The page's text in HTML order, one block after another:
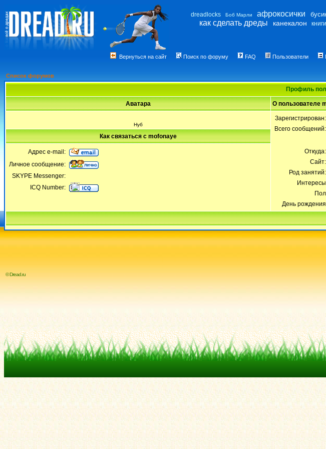
dreadlocks Боб Марли афрокосички
как сделать дреды канекалон книги
Вернуться на сайт Поиск по форуму FAQ Пользователи
Список форумов
Профиль
Аватара О пользователе
Нуб
Зарегистрирован:
Всего сообщений:
Откуда:
Сайт:
Род занятий:
День
Как связаться с mofonaye
Адрес e-mail:
Личное сообщение:
SKYPE Messenger:
ICQ Number:
© Dread.ru